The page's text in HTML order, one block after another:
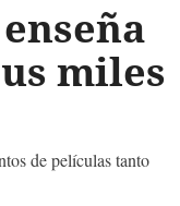
miles
de películas tanto